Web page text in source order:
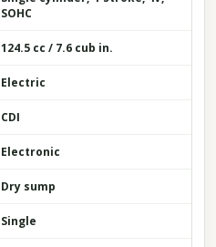
SOHC
124.5 cc / 7.6 cub in.
Electric
CDI
Electronic
Dry sump
Single